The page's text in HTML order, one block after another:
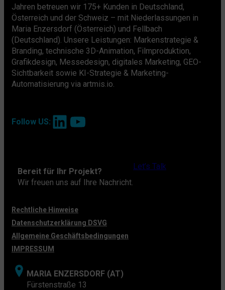
Jahren betreuen wir 175+ Kunden in Deutschland,
Österreich und der Schweiz – mit Niederlassungen in
Maria Enzersdorf (Österreich) und Fellbach
(Deutschland). Unsere Leistungen: Markenstrategie &
Branding, technische 3D-Animation, Filmproduktion,
Grafikdesign, Messedesign, digitales Marketing, GEO-
Sichtbarkeit sowie KI-Strategie & Marketing-
Automatisierung via artmis.io.
Follow US: LinkedIn YouTube
Bereit für Ihr Projekt?
Wir freuen uns auf Ihre Nachricht.
Let’s Talk
Rechtliche Hinweise
Datenschutzerklärung DSVG
Allgemeine Geschäftsbedingungen
IMPRESSUM
MARIA ENZERSDORF (AT)
Fürstenstraße 13